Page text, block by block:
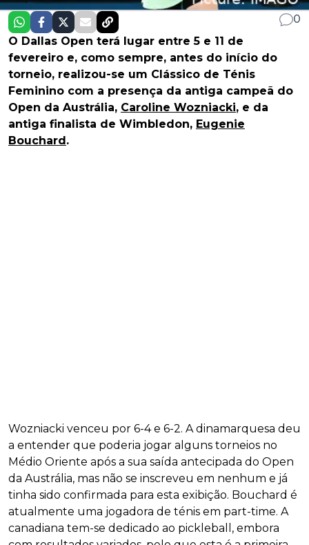
0
O Dallas Open terá lugar entre 5 e 11 de
fevereiro e, como sempre, antes do início do
torneio, realizou-se um Clássico de Ténis
Feminino com a presença da antiga campeã do
Open da Austrália, Caroline Wozniacki, e da
antiga finalista de Wimbledon, Eugenie
Bouchard.
Wozniacki venceu por 6-4 e 6-2. A dinamarquesa deu
a entender que poderia jogar alguns torneios no
Médio Oriente após a sua saída antecipada do Open
da Austrália, mas não se inscreveu em nenhum e já
tinha sido confirmada para esta exibição. Bouchard é
atualmente uma jogadora de ténis em part-time. A
canadiana tem-se dedicado ao pickleball, embora